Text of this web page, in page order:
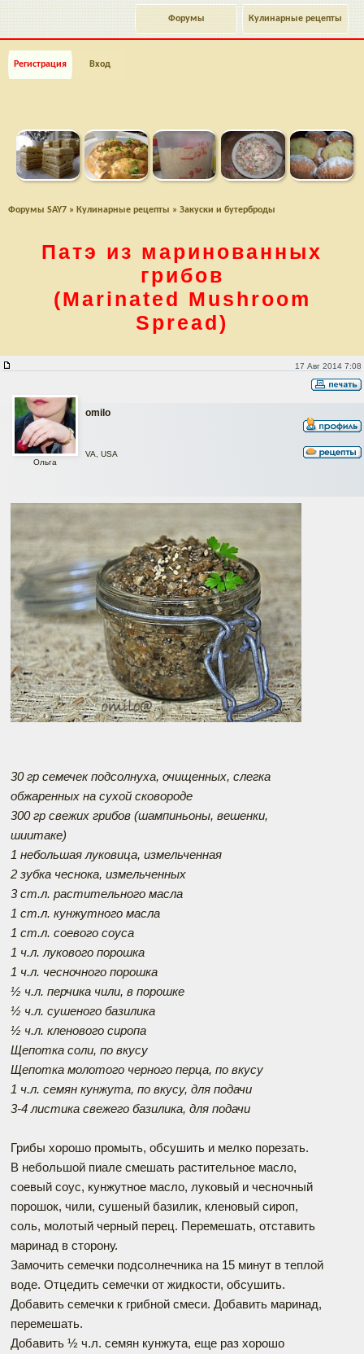
Кулинарные рецепты
Форумы
Регистрация Вход
Форумы SAY7 » Кулинарные рецепты » Закуски и бутерброды
Патэ из маринованных
грибов
(Marinated Mushroom
Spread)
17 Авг 2014 7:08
omilo
Ольга
VA, USA
30 гр семечек подсолнуха, очищенных, слегка
обжаренных на сухой сковороде
300 гр свежих грибов (шампиньоны, вешенки,
шиитаке)
1 небольшая луковица, измельченная
2 зубка чеснока, измельченных
3 ст.л. растительного масла
1 ст.л. кунжутного масла
1 ст.л. соевого соуса
1 ч.л. лукового порошка
1 ч.л. чесночного порошка
½ ч.л. перчика чили, в порошке
½ ч.л. сушеного базилика
½ ч.л. кленового сиропа
Щепотка соли, по вкусу
Щепотка молотого черного перца, по вкусу
1 ч.л. семян кунжута, по вкусу, для подачи
3-4 листика свежего базилика, для подачи
Грибы хорошо промыть, обсушить и мелко порезать.
В небольшой пиале смешать растительное масло,
соевый соус, кунжутное масло, луковый и чесночный
порошок, чили, сушеный базилик, кленовый сироп,
соль, молотый черный перец. Перемешать, отставить
маринад в сторону.
Замочить семечки подсолнечника на 15 минут в теплой
воде. Отцедить семечки от жидкости, обсушить.
Добавить семечки к грибной смеси. Добавить маринад,
перемешать.
Добавить ½ ч.л. семян кунжута, еще раз хорошо